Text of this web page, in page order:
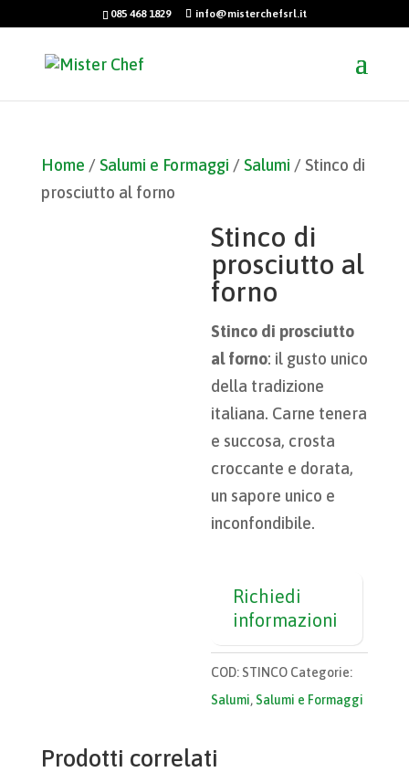
085 468 1829 info@misterchefsrl.it
Home /Salumi e Formaggi /Salumi / Stinco di
prosciutto al forno
Stinco di
prosciutto al
forno
Stinco di prosciutto
al forno: il gusto unico
della tradizione
italiana. Carne tenera
e succosa, crosta
croccante e dorata,
un sapore unico e
inconfondibile.
Richiedi
informazioni
COD: STINCO Categorie:
Salumi,Salumi e Formaggi
Prodotti correlati